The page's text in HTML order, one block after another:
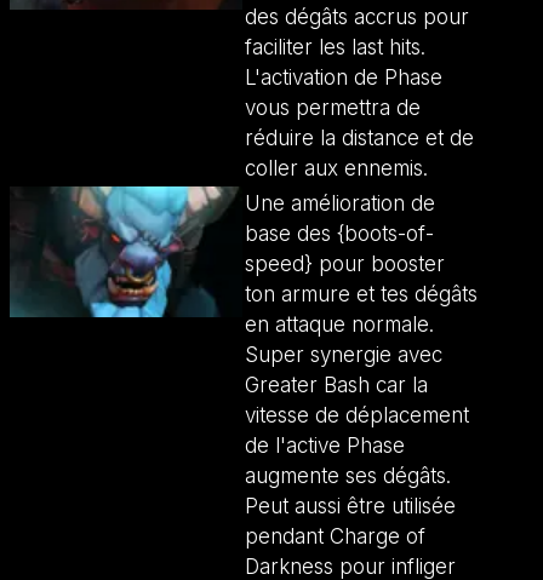
des dégâts accrus pour
faciliter les last hits.
L'activation de Phase
vous permettra de
réduire la distance et de
coller aux ennemis.
Une amélioration de
base des {boots-of-
speed} pour booster
ton armure et tes dégâts
en attaque normale.
Super synergie avec
Greater Bash car la
vitesse de déplacement
de l'active Phase
augmente ses dégâts.
Peut aussi être utilisée
pendant Charge of
Darkness pour infliger